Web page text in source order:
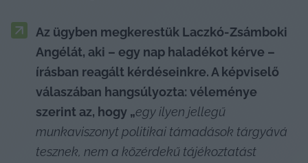
Az ügyben megkerestük Laczkó-Zsámboki
Angélát, aki – egy nap haladékot kérve –
írásban reagált kérdéseinkre. A képviselő
válaszában hangsúlyozta: véleménye
szerint az, hogy „egy ilyen jellegű
munkaviszonyt politikai támadások tárgyává
tesznek, nem a közérdekű tájékoztatást